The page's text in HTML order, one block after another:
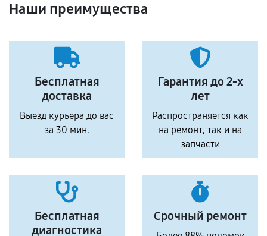
Наши преимущества
Бесплатная
доставка
Выезд курьера до вас
за 30 мин.
Гарантия до 2-х
лет
Распространяется как
на ремонт, так и на
запчасти
Бесплатная
диагностика
Срочный ремонт